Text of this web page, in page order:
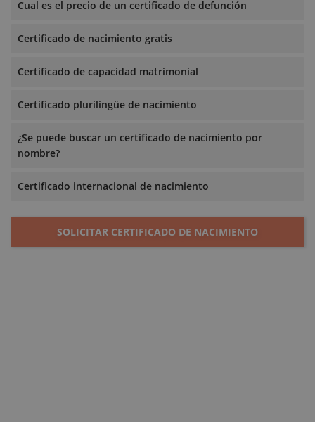
Cual es el precio de un certificado de defunción
Certificado de nacimiento gratis
Certificado de capacidad matrimonial
Certificado plurilingüe de nacimiento
¿Se puede buscar un certificado de nacimiento por
nombre?
Certificado internacional de nacimiento
SOLICITAR CERTIFICADO DE NACIMIENTO